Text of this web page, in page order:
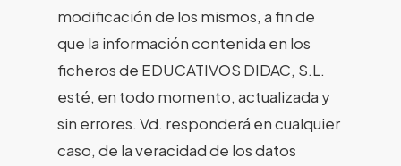
modificación de los mismos, a fin de
que la información contenida en los
ficheros de EDUCATIVOS DIDAC, S.L.
esté, en todo momento, actualizada y
sin errores. Vd. responderá en cualquier
caso, de la veracidad de los datos